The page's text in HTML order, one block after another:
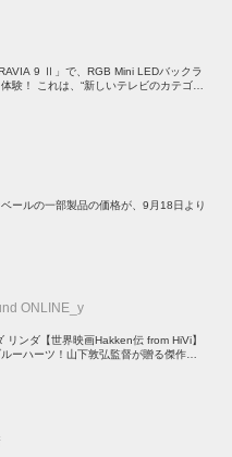
9 Ⅱ」で、RGB Mini LEDバックラ
験！ これは、“新しいテレビのカテゴリ
ールの一部製品の価格が、9月18日より
ONLINE_y
リンダ【世界映画Hakken伝 from HiVi】
ーハーツ！山下敦弘監督が贈る傑作青春